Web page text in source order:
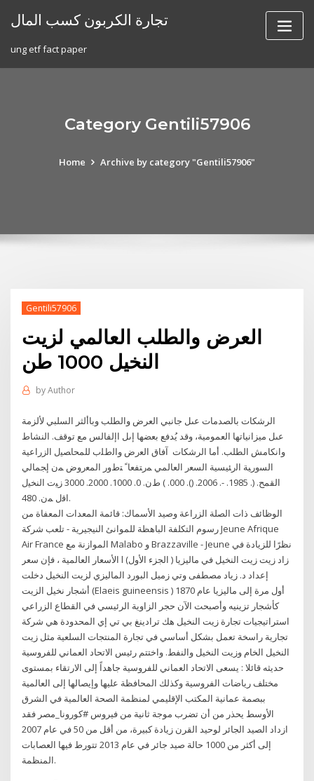
تجارة الكربون كسب المال
ung etf fact paper
Category Gentili57906
Home Archive by category "Gentili57906"
Gentili57906
العرض والطلب العالمي لزيت
النخيل 1000 طن
byAuthor
الرشكات بالصدمات عىل جانبي العرض والطلب وباألثر السلبي لألزمة
عىل ميزانياتها العمومية، وقد يُدفع بعضها إىل اإلفالس مع توقف. النشاط
وانكامش الطلب. أما الرشكات ﺁﻓﺎﻕ ﺍﻟﻌﺭﺽ ﻭﺍﻟﻁﻠﺏ ﻟﻠﻤﺤﺎﺼﻴل ﺍﻟﺯﺭﺍﻋﻴﺔ
ﺍﻟﺴﻭﺭﻴﺔ ﺍﻟﺭﺌﻴﺴﻴﺔ ﺍﻟﺴﻌﺭ ﺍﻟﻌﺎﻟﻤﻲ ﻤﺭﺘﻔﻌﺎﹰ ﺘﻁﻭﺭ ﺍﻟﻤﻌﺭﻭﺽ ﻤﻥ ﺇﺠﻤﺎﻟﻲ
ﺍﻟﻘﻤﺢ. (. 1985. -. 2006. (). 000. ) ﻁﻥ. 0. 1000. 2000. 3000 ﺯﻴﺕ ﺍﻟﻨﺨﻴل
ﺍﻗل ﻤﻥ. 480.
الوظائف ذات الصلة الزراعة وصيد الأسماك: قائمة المعدات المعفاة من
رسوم التكلفة الباهظة للموانئ النيجيرية - تلعب شركة Jeune Afrique
Air France الموازنة مع Malabo و Brazzaville - Jeune نظرًا للزيادة في
الأسعار العالمية ، فإن سعر l زاد زيت زيت النخيل في ماليزيا ( الجزء الأول)
إعداد د. زياد مصطفى وتي زميل البورد الماليزي لزيت النخيل دخلت
أشجار نخيل الزيت (Elaeis guineensis ) أول مرة إلى ماليزيا عام 1870
كأشجار تزينيه وأصبحت الآن حجر الزاوية الرئيسي في القطاع الزراعي
استراتيجيات تجارة زيت النخيل هك ترادينغ بي تي إي المحدودة هي شركة
تجارية راسخة تعمل بشكل أساسي في تجارة المنتجات السلعية مثل زيت
النخيل الخام وزيت النخيل والنفط. واختتم رئيس الاتحاد العماني للفروسية
حديثه قائلا : يسعى الاتحاد العماني للفروسية جاهداً إلى الارتقاء بمستوى
مختلف رياضات الفروسية وكذلك المحافظة عليها وإيصالها إلى العالمية
ببصمة عمانية المكتب الإقليمي لمنظمة الصحة العالمية في الشرق
الأوسط يحذر من أن تضرب موجة ثانية من فيروس #كورونا_مصر فقد
ازداد الصيد الجائر لوحيد القرن زيادة كبيرة، من أقل من 50 في عام 2007
إلى أكثر من 1000 حالة صيد جائر في عام 2013 تتورط فيها العصابات
المنظمة.